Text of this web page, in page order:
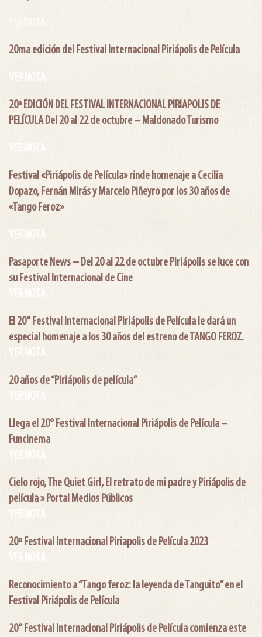
VER NOTA
20ma edición del Festival Internacional Piriápolis de Película
VER NOTA
20ª EDICIÓN DEL FESTIVAL INTERNACIONAL PIRIAPOLIS DE
PELÍCULA Del 20 al 22 de octubre – Maldonado Turismo
VER NOTA
Festival «Piriápolis de Película» rinde homenaje a Cecilia
Dopazo, Fernán Mirás y Marcelo Piñeyro por los 30 años de
«Tango Feroz»
VER NOTA
Pasaporte News – Del 20 al 22 de octubre Piriápolis se luce con
su Festival Internacional de Cine
VER NOTA
El 20° Festival Internacional Piriápolis de Película le dará un
especial homenaje a los 30 años del estreno de TANGO FEROZ.
VER NOTA
20 años de “Piriápolis de película”
VER NOTA
Llega el 20° Festival Internacional Piriápolis de Película –
Funcinema
VER NOTA
Cielo rojo, The Quiet Girl, El retrato de mi padre y Piriápolis de
película » Portal Medios Públicos
VER NOTA
20º Festival Internacional Piriapolis de Película 2023
VER NOTA
Reconocimiento a “Tango feroz: la leyenda de Tanguito” en el
Festival Piriápolis de Película
20° Festival Internacional Piriápolis de Película comienza este